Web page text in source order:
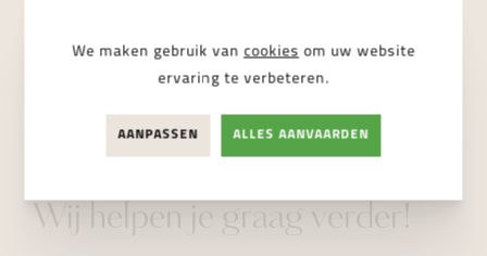
Wij helpen je graag verder!
We maken gebruik van cookies om uw website
ervaring te verbeteren.
AANPASSEN ALLES AANVAARDEN